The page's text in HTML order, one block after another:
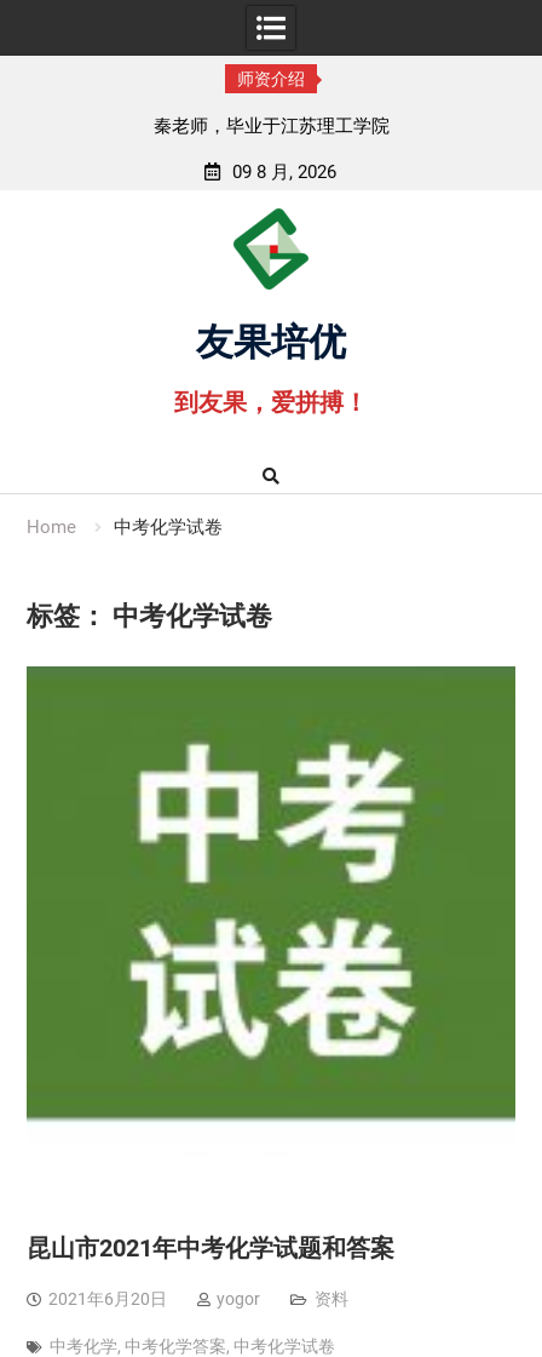
师资介绍
秦老师，毕业于江苏理工学院
09 8 月, 2026
友果培优
到友果，爱拼搏！
Home 中考化学试卷
标签： 中考化学试卷
昆山市2021年中考化学试题和答案
2021年6月20日 yogor 资料
中考化学, 中考化学答案, 中考化学试卷